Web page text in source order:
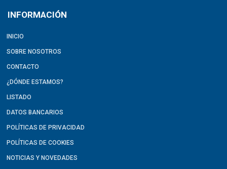
INFORMACIÓN
INICIO
SOBRE NOSOTROS
CONTACTO
¿DÓNDE ESTAMOS?
LISTADO
DATOS BANCARIOS
POLÍTICAS DE PRIVACIDAD
POLÍTICAS DE COOKIES
NOTICIAS Y NOVEDADES